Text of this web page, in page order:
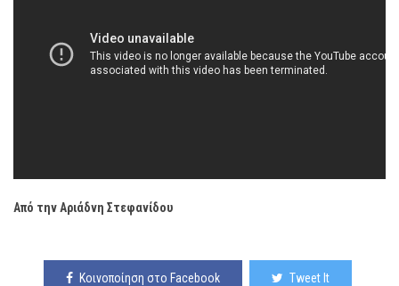
Από την Αριάδνη Στεφανίδου
Κοινοποίηση στο Facebook Tweet It